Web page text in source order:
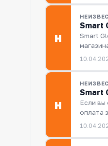
Н
Smart
Smart
Н
Smart
Если вы
оплата